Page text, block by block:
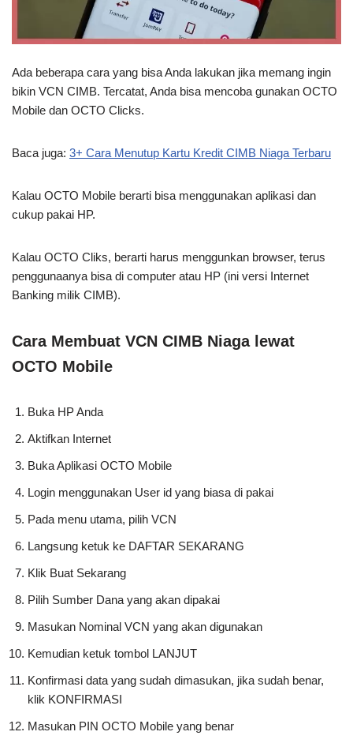
Ada beberapa cara yang bisa Anda lakukan jika memang ingin
bikin VCN CIMB. Tercatat, Anda bisa mencoba gunakan OCTO
Mobile dan OCTO Clicks.
Baca juga: 3+ Cara Menutup Kartu Kredit CIMB Niaga Terbaru
Kalau OCTO Mobile berarti bisa menggunakan aplikasi dan
cukup pakai HP.
Kalau OCTO Cliks, berarti harus menggunkan browser, terus
penggunaanya bisa di computer atau HP (ini versi Internet
Banking milik CIMB).
Cara Membuat VCN CIMB Niaga lewat
OCTO Mobile
Buka HP Anda
Aktifkan Internet
Buka Aplikasi OCTO Mobile
Login menggunakan User id yang biasa di pakai
Pada menu utama, pilih VCN
Langsung ketuk ke DAFTAR SEKARANG
Klik Buat Sekarang
Pilih Sumber Dana yang akan dipakai
Masukan Nominal VCN yang akan digunakan
Kemudian ketuk tombol LANJUT
Konfirmasi data yang sudah dimasukan, jika sudah benar,
klik KONFIRMASI
Masukan PIN OCTO Mobile yang benar